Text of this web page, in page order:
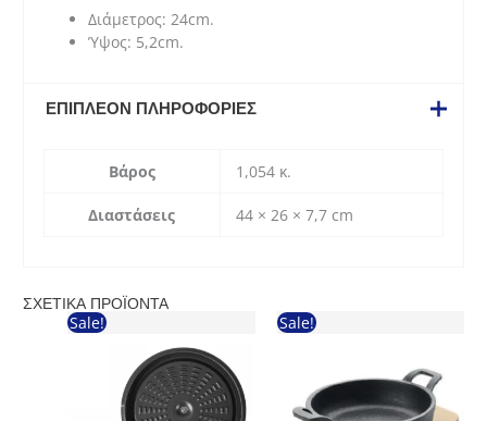
Διάμετρος: 24cm.
Ύψος: 5,2cm.
ΕΠΙΠΛΈΟΝ ΠΛΗΡΟΦΟΡΊΕΣ
Βάρος 1,054 κ.
Διαστάσεις 44 × 26 × 7,7 cm
ΣΧΕΤΙΚΆ ΠΡΟΪΌΝΤΑ
Sale! Sale!